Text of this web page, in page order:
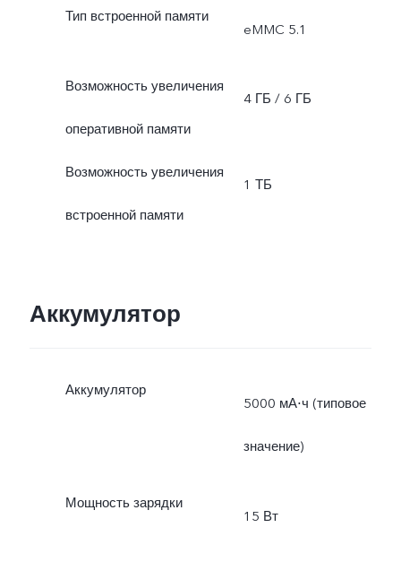
Тип встроенной памяти
eMMC 5.1
Возможность увеличения
оперативной памяти
4 ГБ / 6 ГБ
Возможность увеличения
встроенной памяти
1 ТБ
Аккумулятор
Аккумулятор
5000 мА⋅ч (типовое
значение)
Мощность зарядки
15 Вт